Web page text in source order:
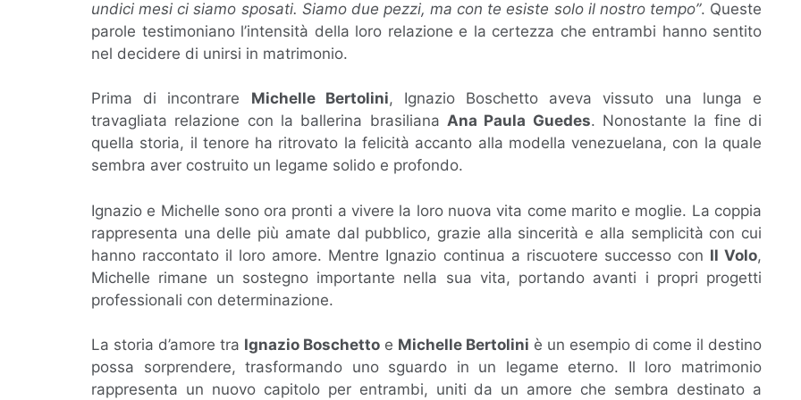
undici mesi ci siamo sposati. Siamo due pezzi, ma con te esiste solo il nostro tempo”. Queste
parole testimoniano l’intensità della loro relazione e la certezza che entrambi hanno sentito
nel decidere di unirsi in matrimonio.
Prima di incontrare Michelle Bertolini, Ignazio Boschetto aveva vissuto una lunga e
travagliata relazione con la ballerina brasiliana Ana Paula Guedes. Nonostante la fine di
quella storia, il tenore ha ritrovato la felicità accanto alla modella venezuelana, con la quale
sembra aver costruito un legame solido e profondo.
Ignazio e Michelle sono ora pronti a vivere la loro nuova vita come marito e moglie. La coppia
rappresenta una delle più amate dal pubblico, grazie alla sincerità e alla semplicità con cui
hanno raccontato il loro amore. Mentre Ignazio continua a riscuotere successo con Il Volo,
Michelle rimane un sostegno importante nella sua vita, portando avanti i propri progetti
professionali con determinazione.
La storia d’amore tra Ignazio Boschetto e Michelle Bertolini è un esempio di come il destino
possa sorprendere, trasformando uno sguardo in un legame eterno. Il loro matrimonio
rappresenta un nuovo capitolo per entrambi, uniti da un amore che sembra destinato a